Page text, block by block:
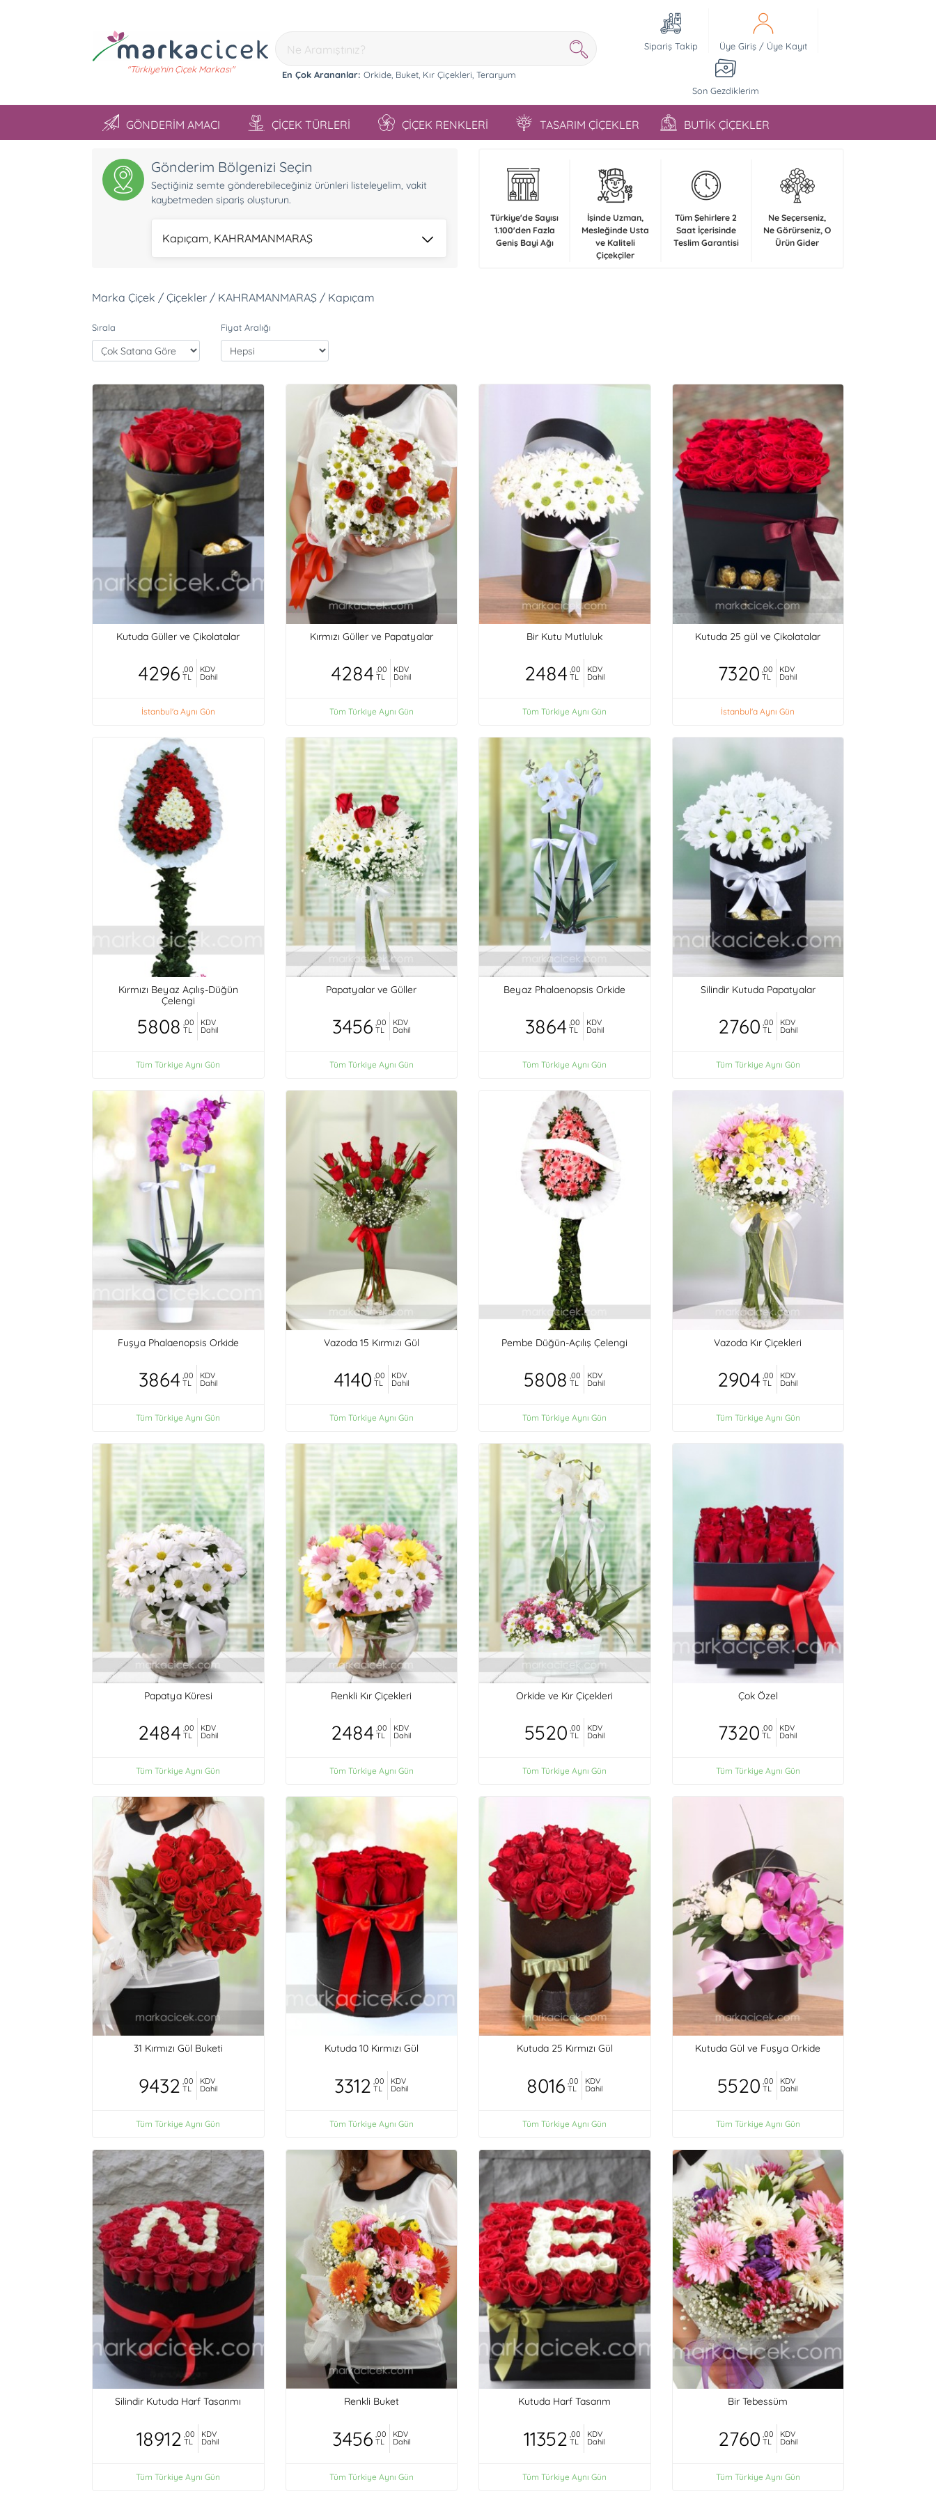
"Türkiye'nin Çiçek Markası" En Çok Arananlar: Orkide, Buket, Kır Çiçekleri, Teraryum
Sipariş Takip Üye Giriş/ Üye Kayıt
Son Gezdiklerim
GÖNDERİM AMACI ÇİÇEK TÜRLERİ ÇİÇEK RENKLERİ TASARIM ÇİÇEKLER BUTİK ÇİÇEKLER
Gönderim Bölgenizi Seçin
Seçtiğiniz semte gönderebileceğiniz ürünleri listeleyelim, vakit
kaybetmeden sipariş oluşturun.
Kapıçam, KAHRAMANMARAŞ
Türkiye'de Sayısı
1.100'den Fazla
Geniş Bayi Ağı
İşinde Uzman,
Mesleğinde Usta
ve Kaliteli
Çiçekçiler
Tüm Şehirlere 2
Saat İçerisinde
Teslim Garantisi
Ne Seçerseniz,
Ne Görürseniz, O
Ürün Gider
Marka Çiçek / Çiçekler / KAHRAMANMARAŞ / Kapıçam
Sırala Fiyat Aralığı
Kutuda Güller ve Çikolatalar
4296 ,00
TL
KDV
Dahil
İstanbul'a Aynı Gün
Kırmızı Güller ve Papatyalar
4284 ,00
TL
KDV
Dahil
Tüm Türkiye Aynı Gün
Bir Kutu Mutluluk
2484 ,00
TL
KDV
Dahil
Tüm Türkiye Aynı Gün
Kutuda 25 gül ve Çikolatalar
7320 ,00
TL
KDV
Dahil
İstanbul'a Aynı Gün
Kırmızı Beyaz Açılış-Düğün
Çelengi
5808 ,00
TL
KDV
Dahil
Tüm Türkiye Aynı Gün
Papatyalar ve Güller
3456 ,00
TL
KDV
Dahil
Tüm Türkiye Aynı Gün
Beyaz Phalaenopsis Orkide
3864 ,00
TL
KDV
Dahil
Tüm Türkiye Aynı Gün
Silindir Kutuda Papatyalar
2760 ,00
TL
KDV
Dahil
Tüm Türkiye Aynı Gün
Fuşya Phalaenopsis Orkide
3864 ,00
TL
KDV
Dahil
Tüm Türkiye Aynı Gün
Vazoda 15 Kırmızı Gül
4140 ,00
TL
KDV
Dahil
Tüm Türkiye Aynı Gün
Pembe Düğün-Açılış Çelengi
5808 ,00
TL
KDV
Dahil
Tüm Türkiye Aynı Gün
Vazoda Kır Çiçekleri
2904 ,00
TL
KDV
Dahil
Tüm Türkiye Aynı Gün
Papatya Küresi
2484 ,00
TL
KDV
Dahil
Tüm Türkiye Aynı Gün
Renkli Kır Çiçekleri
2484 ,00
TL
KDV
Dahil
Tüm Türkiye Aynı Gün
Orkide ve Kır Çiçekleri
5520 ,00
TL
KDV
Dahil
Tüm Türkiye Aynı Gün
Çok Özel
7320 ,00
TL
KDV
Dahil
Tüm Türkiye Aynı Gün
31 Kırmızı Gül Buketi
9432 ,00
TL
KDV
Dahil
Tüm Türkiye Aynı Gün
Kutuda 10 Kırmızı Gül
3312 ,00
TL
KDV
Dahil
Tüm Türkiye Aynı Gün
Kutuda 25 Kırmızı Gül
8016 ,00
TL
KDV
Dahil
Tüm Türkiye Aynı Gün
Kutuda Gül ve Fuşya Orkide
5520 ,00
TL
KDV
Dahil
Tüm Türkiye Aynı Gün
Silindir Kutuda Harf Tasarımı
18912 ,00
TL
KDV
Dahil
Tüm Türkiye Aynı Gün
Renkli Buket
3456 ,00
TL
KDV
Dahil
Tüm Türkiye Aynı Gün
Kutuda Harf Tasarım
11352 ,00
TL
KDV
Dahil
Tüm Türkiye Aynı Gün
Bir Tebessüm
2760 ,00
TL
KDV
Dahil
Tüm Türkiye Aynı Gün